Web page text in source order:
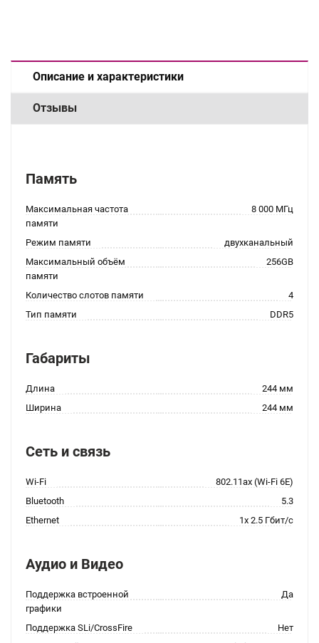
Описание и характеристики
Отзывы
Память
Максимальная частота
памяти
8 000 МГц
Режим памяти
двухканальный
Максимальный объём
памяти
256GB
Количество слотов памяти
4
Тип памяти
DDR5
Габариты
Длина
244 мм
Ширина
244 мм
Сеть и связь
Wi-Fi
802.11ax (Wi-Fi 6E)
Bluetooth
5.3
Ethernet
1x 2.5 Гбит/с
Аудио и Видео
Поддержка встроенной
графики
Да
Поддержка SLi/CrossFire
Нет